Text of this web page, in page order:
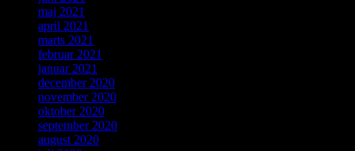
maj 2021
april 2021
marts 2021
februar 2021
januar 2021
december 2020
november 2020
oktober 2020
september 2020
august 2020